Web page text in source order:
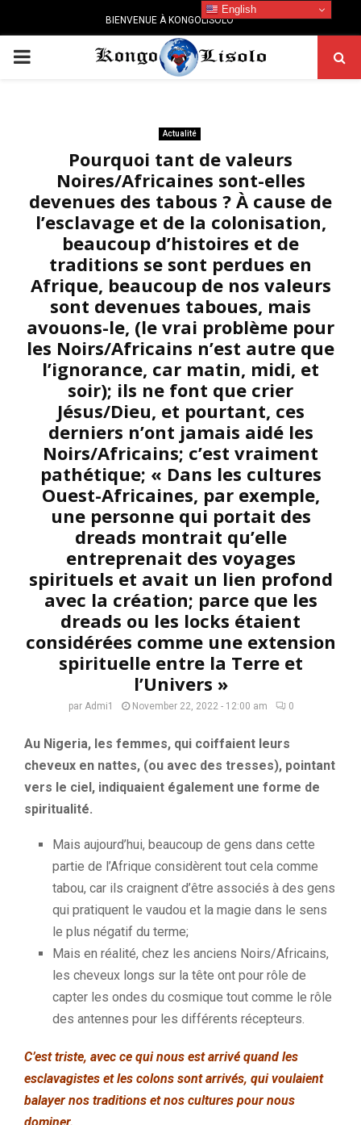
BIENVENUE À KONGOLISOLO
PRIMARY
Actualité
Pourquoi tant de valeurs
Noires/Africaines sont-elles
devenues des tabous ? À cause de
l’esclavage et de la colonisation,
beaucoup d’histoires et de
traditions se sont perdues en
Afrique, beaucoup de nos valeurs
sont devenues taboues, mais
avouons-le, (le vrai problème pour
les Noirs/Africains n’est autre que
l’ignorance, car matin, midi, et
soir); ils ne font que crier
Jésus/Dieu, et pourtant, ces
derniers n’ont jamais aidé les
Noirs/Africains; c’est vraiment
pathétique; « Dans les cultures
Ouest-Africaines, par exemple,
une personne qui portait des
dreads montrait qu’elle
entreprenait des voyages
spirituels et avait un lien profond
avec la création; parce que les
dreads ou les locks étaient
considérées comme une extension
spirituelle entre la Terre et
l’Univers »
par Admi1 November 22, 2022 - 12:00 am 0
Au Nigeria, les femmes, qui coiffaient leurs
cheveux en nattes, (ou avec des tresses), pointant
vers le ciel, indiquaient également une forme de
spiritualité.
Mais aujourd’hui, beaucoup de gens dans cette
partie de l’Afrique considèrent tout cela comme
tabou, car ils craignent d’être associés à des gens
qui pratiquent le vaudou et la magie dans le sens
le plus négatif du terme;
Mais en réalité, chez les anciens Noirs/Africains,
les cheveux longs sur la tête ont pour rôle de
capter les ondes du cosmique tout comme le rôle
des antennes pour les différents récepteurs.
C’est triste, avec ce qui nous est arrivé quand les
esclavagistes et les colons sont arrivés, qui voulaient
balayer nos traditions et nos cultures pour nous
English